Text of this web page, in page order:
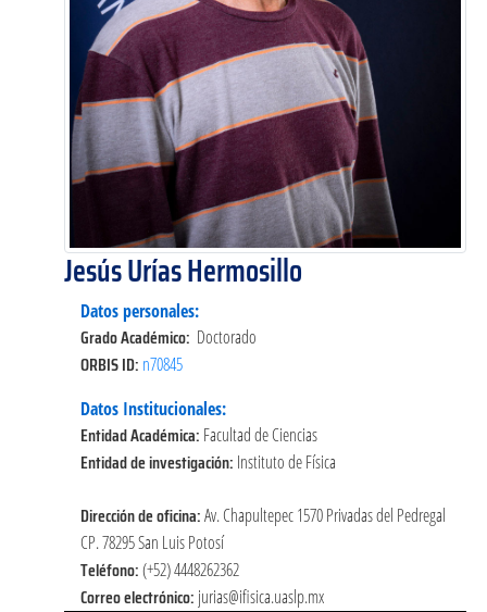
Jesús Urías Hermosillo
Datos personales:
Grado Académico: Doctorado
ORBIS ID: n70845
Datos Institucionales:
Entidad Académica: Facultad de Ciencias
Entidad de investigación: Instituto de Física
Dirección de oficina:Av. Chapultepec 1570 Privadas del Pedregal
CP. 78295 San Luis Potosí
Teléfono:(+52) 4448262362
Correo electrónico: jurias@ifisica.uaslp.mx